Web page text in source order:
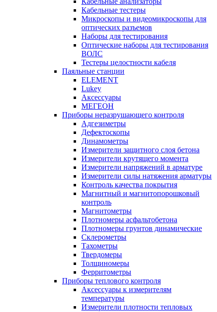
Кабельные тестеры
Микроскопы и видеомикроскопы для
оптических разъемов
Наборы для тестирования
Оптические наборы для тестирования
ВОЛС
Тестеры целостности кабеля
Паяльные станции
ELEMENT
Lukey
Аксессуары
МЕГЕОН
Приборы неразрушающего контроля
Адгезиметры
Дефектоскопы
Динамометры
Измерители защитного слоя бетона
Измерители крутящего момента
Измерители напряжений в арматуре
Измерители силы натяжения арматуры
Контроль качества покрытия
Магнитный и магнитопорошковый
контроль
Магнитометры
Плотномеры асфальтобетона
Плотномеры грунтов динамические
Склерометры
Тахометры
Твердомеры
Толщиномеры
Ферритометры
Приборы теплового контроля
Аксессуары к измерителям
температуры
Измерители плотности тепловых